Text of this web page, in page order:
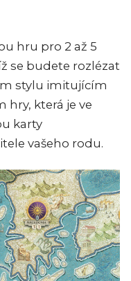
hru pro 2 až 5
se budete rozlézat
stylu imitujícím
která je ve
karty
vašeho rodu.